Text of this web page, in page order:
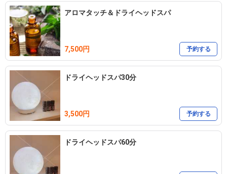
アロマタッチ＆ドライヘッドスパ
7,500円 予約する
ドライヘッドスパ30分
3,500円 予約する
ドライヘッドスパ60分